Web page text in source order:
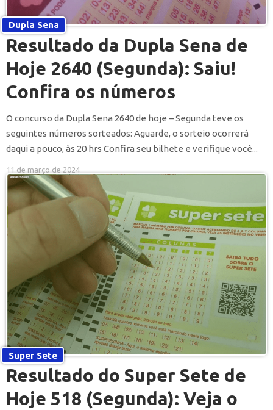
Dupla Sena
Resultado da Dupla Sena de
Hoje 2640 (Segunda): Saiu!
Confira os números
O concurso da Dupla Sena 2640 de hoje – Segunda teve os
seguintes números sorteados: Aguarde, o sorteio ocorrerá
daqui a pouco, às 20 hrs Confira seu bilhete e verifique você...
11 de março de 2024
Super Sete
Resultado do Super Sete de
Hoje 518 (Segunda): Veja o